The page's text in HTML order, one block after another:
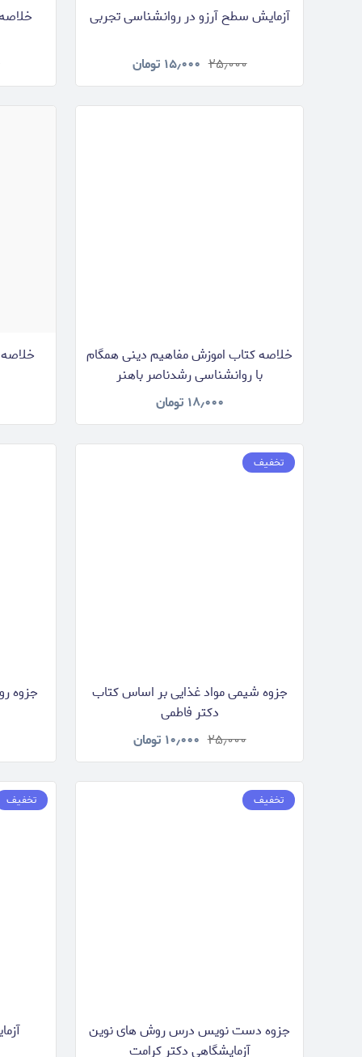
آزمایش سطح آرزو در روانشناسی تجربی
۲۵٫۰۰۰ ۱۵٫۰۰۰ تومان
خلاصه کتاب اموزش مفاهیم دینی همگام
با روانشناسی رشدناصر باهنر
۱۸٫۰۰۰ تومان
تخفیف
جزوه شیمی مواد غذایی بر اساس کتاب
دکتر فاطمی
۲۵٫۰۰۰ ۱۰٫۰۰۰ تومان
جزوه
تخفیف
جزوه دست نویس درس روش های نوین
آزمایشگاهی دکتر کرامت
تخفیف